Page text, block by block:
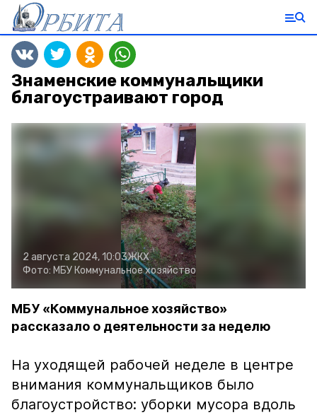
Знаменские коммунальщики
благоустраивают город
2 августа 2024, 10:03ЖКХ
Фото: МБУ Коммунальное хозяйство
МБУ «Коммунальное хозяйство»
рассказало о деятельности за неделю
На уходящей рабочей неделе в центре
внимания коммунальщиков было
благоустройство: уборки мусора вдоль